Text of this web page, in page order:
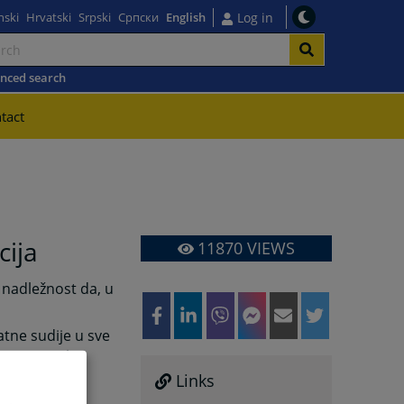
Hrvatski Srpski Српски English Log in
search
da, u
sudije u sve
i
11870 VIEWS
Links